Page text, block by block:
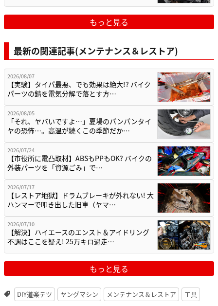
もっと見る
最新の関連記事(メンテナンス＆レストア)
2026/08/07
【実験】タイパ最悪、でも効果は絶大!? バイク
パーツの錆を電気分解で落とす方…
2026/08/05
「それ、ヤバいですよ…」夏場のパンパンタイ
ヤの恐怖…。高温が続くこの季節だか…
2026/07/24
【市役所に電凸取材】ABSもPPもOK? バイクの
外装パーツを「資源ごみ」で…
2026/07/17
【レストア地獄】ドラムブレーキが外れない! 大
ハンマーで叩き出した旧車（ヤマ…
2026/07/10
【解決】ハイエースのエンスト＆アイドリング
不調はここを疑え! 25万キロ過走…
もっと見る
DIY道楽テツ ヤングマシン メンテナンス＆レストア 工具